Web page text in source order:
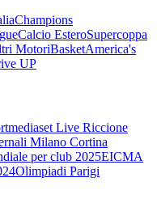
Champions
Calcio EsteroSupercoppa
MotoriBasketAmerica's
UP
Live Riccione
Milano Cortina
per club 2025EICMA
Olimpiadi Parigi